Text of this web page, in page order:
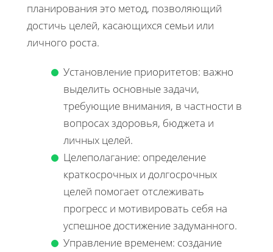
планирования это метод, позволяющий
достичь целей, касающихся семьи или
личного роста.
Установление приоритетов: важно
выделить основные задачи,
требующие внимания, в частности в
вопросах здоровья, бюджета и
личных целей.
Целеполагание: определение
краткосрочных и долгосрочных
целей помогает отслеживать
прогресс и мотивировать себя на
успешное достижение задуманного.
Управление временем: создание